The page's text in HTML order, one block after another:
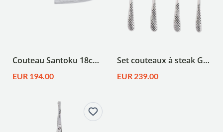
Couteau Santoku 18cm, série Shun Classic KAI DM-0702
EUR 194.00
Set couteaux à steak Global
EUR 239.00